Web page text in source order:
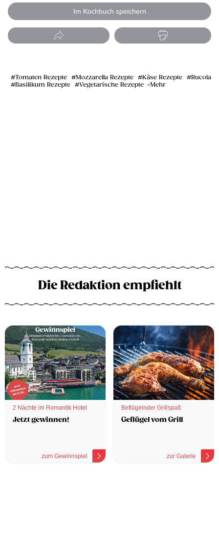
Im Kochbuch speichern
Tomaten Rezepte Mozzarella Rezepte Käse Rezepte
Rucola
Basilikum Rezepte
Vegetarische Rezepte Mehr
Die Redaktion empfiehlt
2 Nächte im Romantik Hotel
Jetzt gewinnen!
zum Gewinnspiel
Beflügelnder Grillspaß
Geflügel vom Grill
zur Galerie